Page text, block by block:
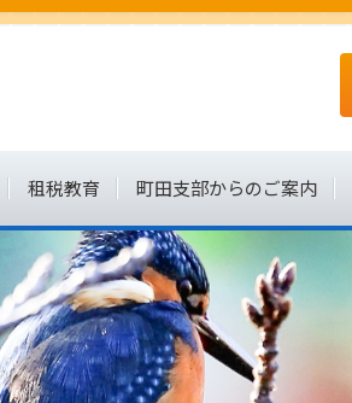
租税教育 町田支部からのご案内